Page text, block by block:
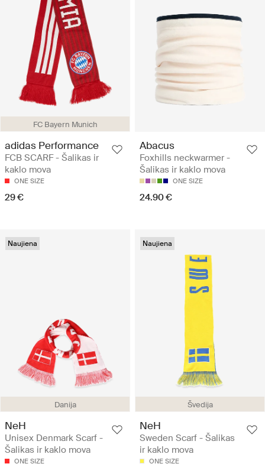
FC Bayern Munich
adidas Performance
FCB SCARF - Šalikas ir
kaklo mova
ONE SIZE
29 €
Abacus
Foxhills neckwarmer -
Šalikas ir kaklo mova
ONE SIZE
24.90 €
Danija
Naujiena
NeH
Unisex Denmark Scarf -
Šalikas ir kaklo mova
ONE SIZE
Švedija
Naujiena
NeH
Sweden Scarf - Šalikas
ir kaklo mova
ONE SIZE